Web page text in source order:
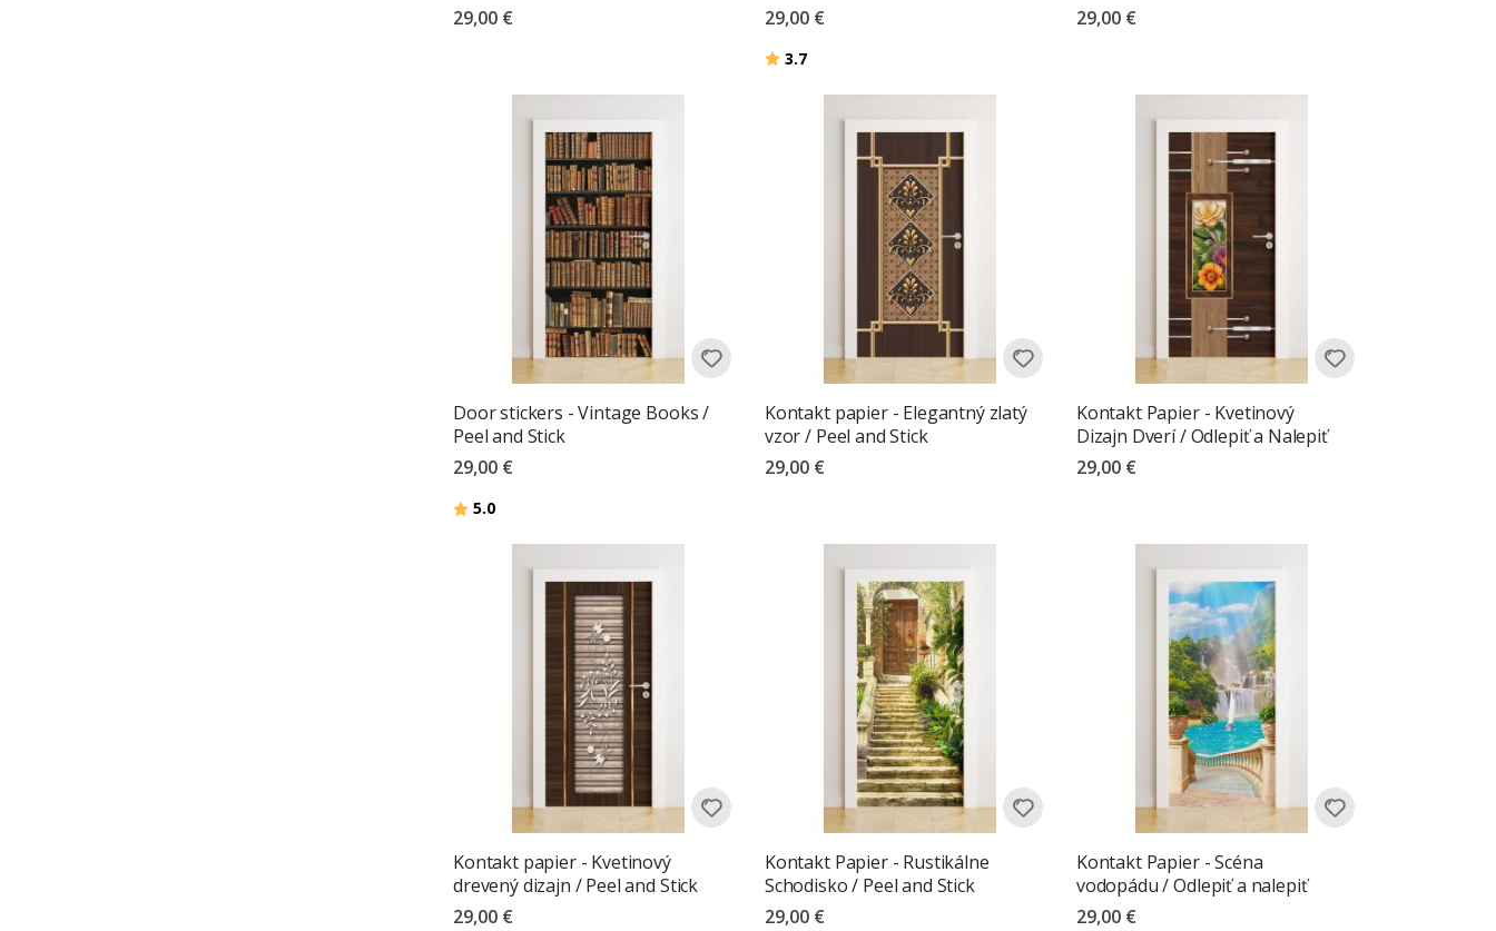
29,00 €
29,00 €
Hodnotenie:
3.7z 5 hviezdičiek
29,00 €
Door stickers - Vintage Books /
Peel and Stick
29,00 €
Hodnotenie:
5.0
Kontakt papier - Elegantný zlatý
vzor / Peel and Stick
29,00 €
Kontakt Papier - Kvetinový
Dizajn Dverí / Odlepiť a Nalepiť
29,00 €
Kontakt papier - Kvetinový
drevený dizajn / Peel and Stick
29,00 €
Kontakt Papier - Rustikálne
Schodisko / Peel and Stick
29,00 €
Kontakt Papier - Scéna
vodopádu / Odlepiť a nalepiť
29,00 €